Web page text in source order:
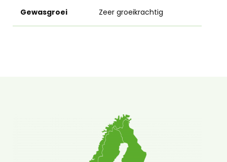
Gewasgroei Zeer groeikrachtig